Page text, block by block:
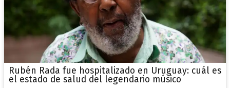
Rubén Rada fue hospitalizado en Uruguay: cuál es
el estado de salud del legendario músico